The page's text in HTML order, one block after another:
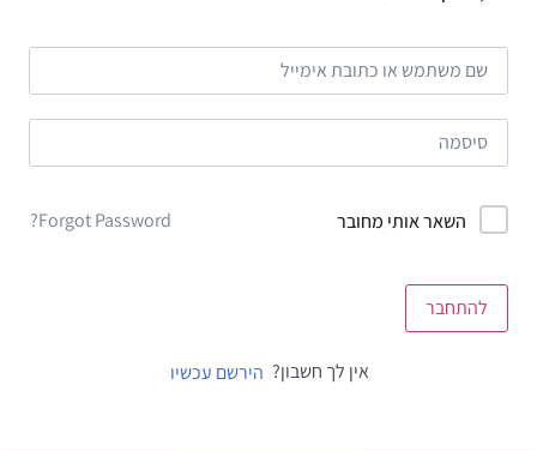
השאר אותי מחובר Forgot Password?
להתחבר
אין לך חשבון? הירשם עכשיו